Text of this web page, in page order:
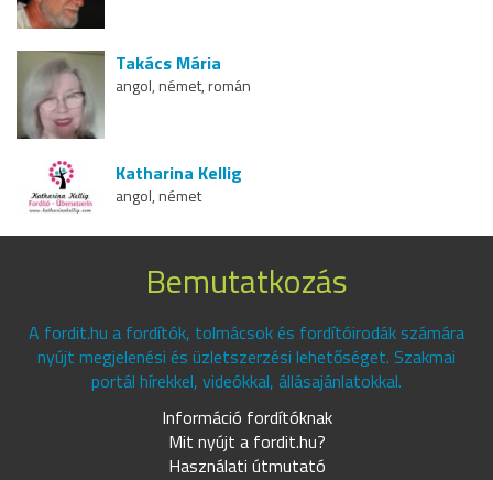
Takács Mária
angol, német, román
Katharina Kellig
angol, német
Bemutatkozás
A fordit.hu a fordítók, tolmácsok és fordítóirodák számára
nyújt megjelenési és üzletszerzési lehetőséget. Szakmai
portál hírekkel, videókkal, állásajánlatokkal.
Információ fordítóknak
Mit nyújt a fordit.hu?
Használati útmutató